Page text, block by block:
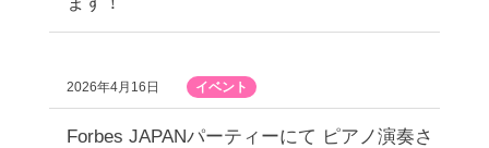
2026年4月16日 イベント
Forbes JAPANパーティーにて ピアノ演奏さ